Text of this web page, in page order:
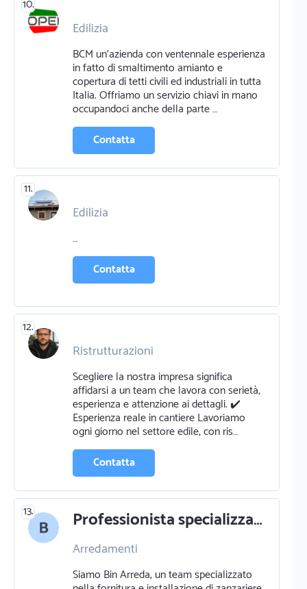
10.
Edilizia
BCM un’azienda con ventennale esperienza
in fatto di smaltimento amianto e
copertura di tetti civili ed industriali in tutta
Italia. Offriamo un servizio chiavi in mano
occupandoci anche della parte …
Contatta
11.
Edilizia
…
Contatta
12.
Ristrutturazioni
Scegliere la nostra impresa significa
affidarsi a un team che lavora con serietà,
esperienza e attenzione ai dettagli. ✔️
Esperienza reale in cantiere Lavoriamo
ogni giorno nel settore edile, con ris…
Contatta
13. Professionista specializzato in arredamenti a broni
Arredamenti
Infissi e serramenti
Siamo Bin Arreda, un team specializzato